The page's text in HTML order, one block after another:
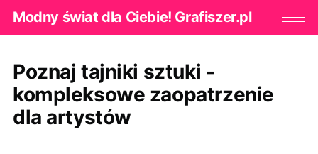
Modny świat dla Ciebie! Grafiszer.pl
Poznaj tajniki sztuki -
kompleksowe zaopatrzenie
dla artystów